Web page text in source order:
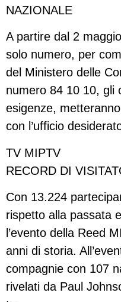
NAZIONALE
A partire dal 2
solo numero, per
del Ministero delle
numero 84 10 10, gli
esigenze,
con l’ufficio
TV MIPTV
RECORD DI
Con 13.224
rispetto alla passata
l’evento della Reed
anni di storia.
compagnie con 107
rivelati da Paul